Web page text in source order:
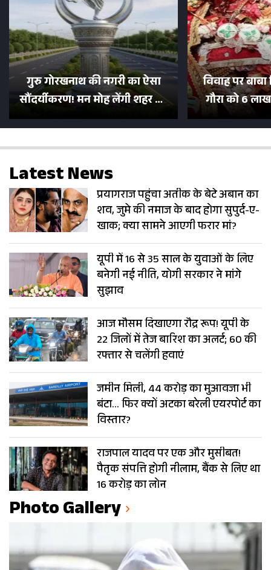
गुरु गोरखनाथ की नगरी का ऐसा
सौंदर्यीकरण! मन मोह लेंगी शहर की
सड़कें; देखें Photos
विवाह पर
गौरा को 6
500 भक्तों
Latest News
प्रयागराज पहुंचा अतीक के बेटे अबान का
शव, जुमे की नमाज के बाद होगा सुपुर्द-ए-
खाक; क्या सामने आएगी फरार मां?
यूपी में 16 से 35 साल के युवाओं के लिए
बनेगी नई नीति, योगी सरकार ने मांगे
सुझाव
आज मौसम दिखाएगा रौद्र रूप! यूपी के
22 जिलों में तेज बारिश का अलर्ट; 60 की
रफ्तार से चलेंगी हवाएं
जमीन मिली, 44 करोड़ का मुआवजा भी
बंटा… फिर क्यों अटका बरेली एयरपोर्ट का
विस्तार?
राजपाल यादव पर एक और मुसीबत!
पैतृक संपत्ति होगी नीलाम, बैंक से लिए था
16 करोड़ का लोन
Photo Gallery